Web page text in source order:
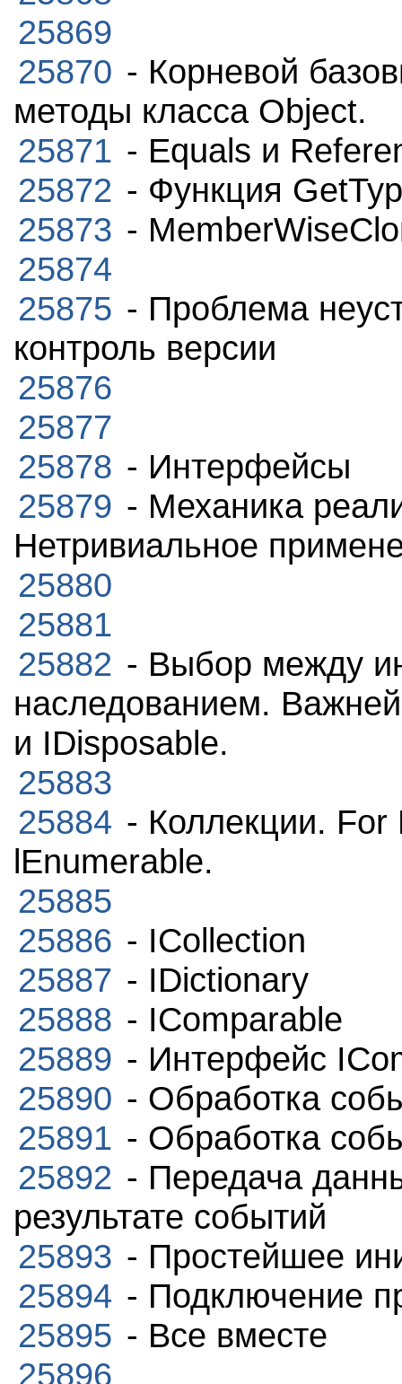
25869
25870 - Корневой
методы класса Object.
25871 - Equals и
25872 - Функция
25873 -
25874
25875 - Проблема
контроль версии
25876
25877
25878 - Интерфейсы
25879 - Механика
Нетривиальное
25880
25881
25882 - Выбор между
наследованием.
и IDisposable.
25883
25884 - Коллекции.
lEnumerable.
25885
25886 - ICollection
25887 - IDictionary
25888 - IComparable
25889 - Интерфейс
25890 - Обработка
25891 - Обработка
25892 - Передача
результате событий
25893 - Простейшее
25894 - Подключение
25895 - Все вместе
25896